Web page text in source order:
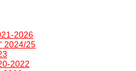
2026
2024/25
2022